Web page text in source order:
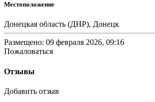
Местоположение
Донецкая область (ДНР), Донецк
Размещено: 09 февраля 2026, 09:16
Пожаловаться
Отзывы
Добавить отзыв